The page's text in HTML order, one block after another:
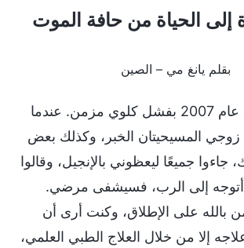
بقلم يانغ مي – الصين
مرضت فجأة في عام 2007 بفشل كلوي مزمن. عندما
المسيحيتان الخبر، وكذلك بعض
جاءوا جميعًا ليعظوني بالإنجيل، وقالوا
إلى الرب، فسيشفى مرضي.
بالله على الإطلاق، وكنت أرى أن
إلا من خلال العلاج الطبي العلمي،